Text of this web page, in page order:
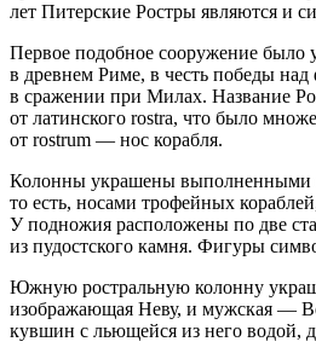
лет Питерские Ростры являются и
Первое подобное сооружение было
в древнем Риме, в честь победы
в сражении при Милах. Название
от латинского rostra, что было
от rostrum — нос корабля.
Колонны украшены выполненными
то есть, носами трофейных
У подножия расположены по две
из пудостского камня. Фигуры
Южную ростральную колонну
изображающая Неву, и мужская —
кувшин с льющейся из него водой,